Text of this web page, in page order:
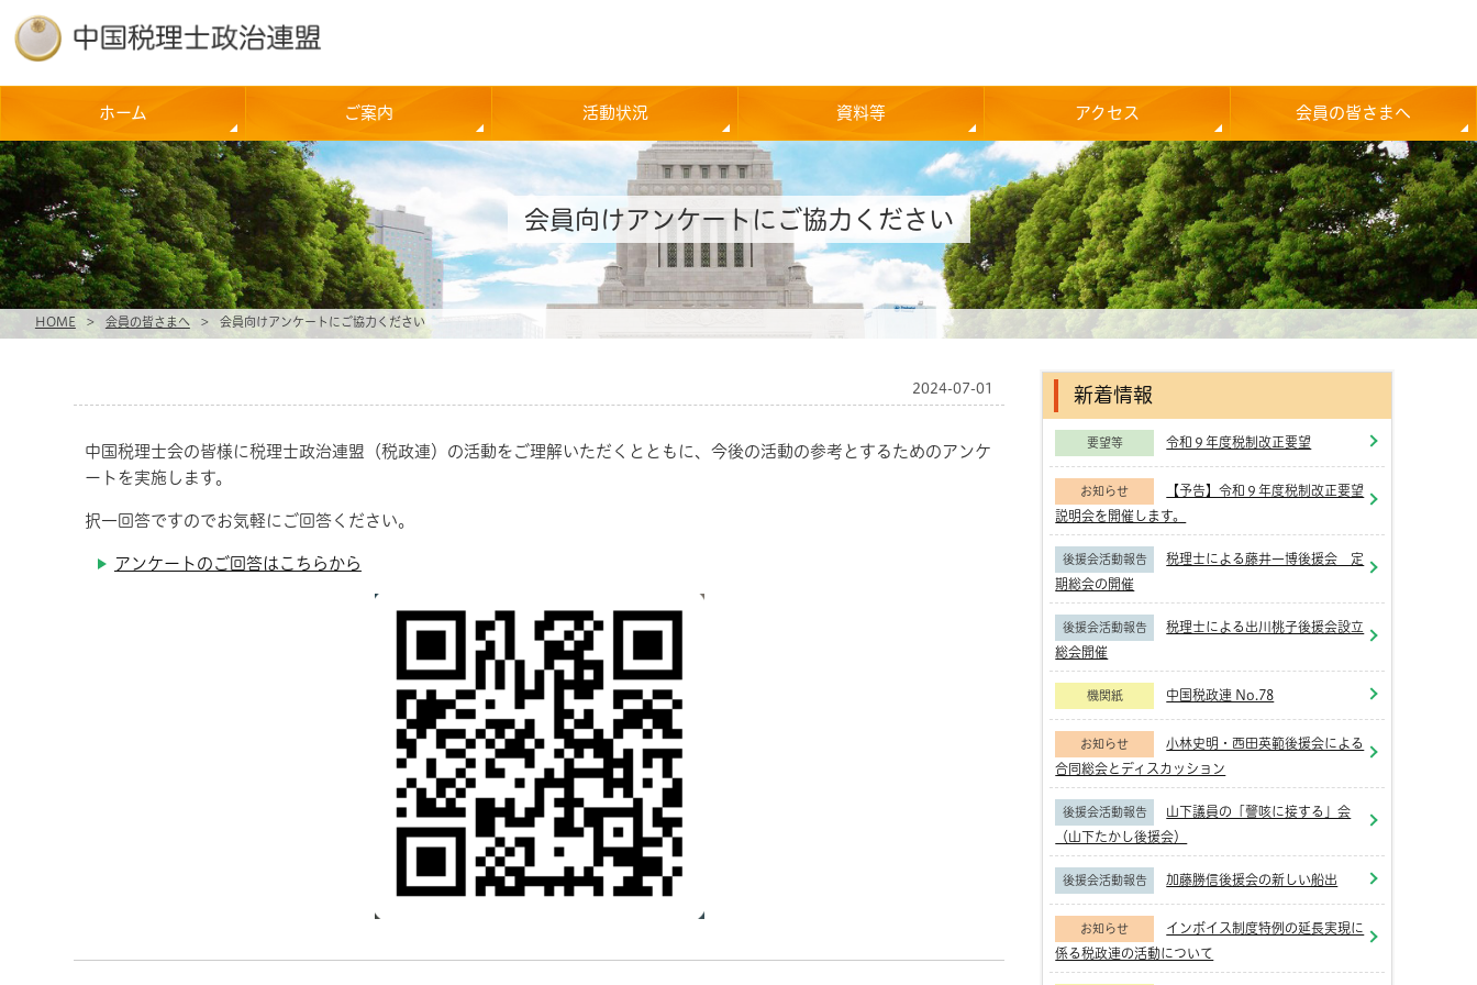
ホーム ご案内 活動状況 資料等 アクセス 会員の皆さまへ
HOME > 会員の皆さまへ > 会員向けアンケートにご協力ください
会員向けアンケートにご協力ください
2024-07-01
中国税理士会の皆様に税理士政治連盟（税政連）の活動をご理解いただくとともに、今後の活動の参考とするためのアンケ
ートを実施します。
択一回答ですのでお気軽にご回答ください。
アンケートのご回答はこちらから
新着情報
要望等 令和９年度税制改正要望
お知らせ
【予告】令和９年度税制改正要望
説明会を開催します。
後援会活動報告
税理士による藤井一博後援会 定
期総会の開催
後援会活動報告
税理士による出川桃子後援会設立
総会開催
機関紙 中国税政連 No.78
お知らせ
小林史明・西田英範後援会による
合同総会とディスカッション
後援会活動報告
山下議員の「謦咳に接する」会
（山下たかし後援会）
後援会活動報告 加藤勝信後援会の新しい船出
お知らせ
インボイス制度特例の延長実現に
係る税政連の活動について